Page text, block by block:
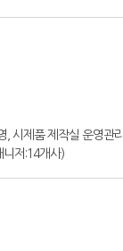
, 시제품 제작실 운영관리
니저:14개사)